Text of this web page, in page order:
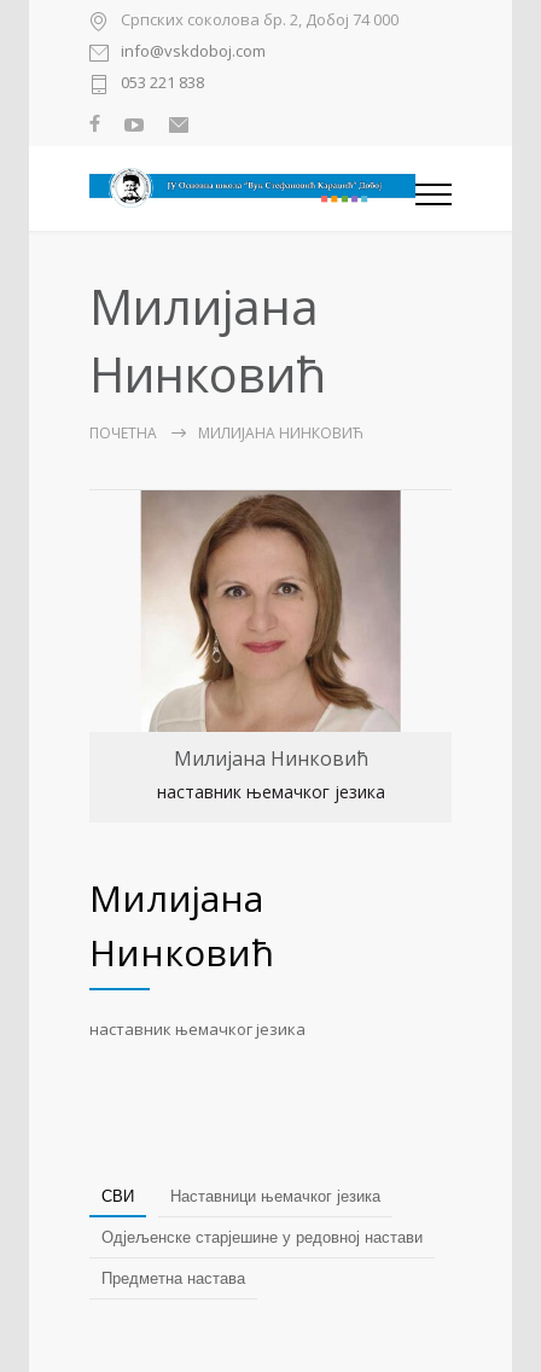
Српских соколова бр. 2, Добој 74 000
info@vskdoboj.com
053 221 838
Милијана
Нинковић
ПОЧЕТНА МИЛИЈАНА НИНКОВИЋ
Милијана Нинковић
наставник њемачког језика
Милијана
Нинковић
наставник њемачког језика
СВИ Наставници њемачког језика
Одјељенске старјешине у редовној настави
Предметна настава